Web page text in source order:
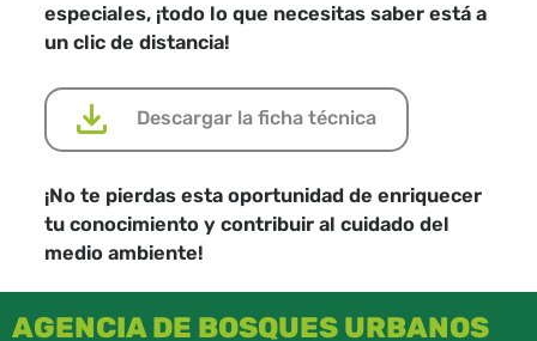
especiales, ¡todo lo que necesitas saber está a
un clic de distancia!
Descargar la ficha técnica
¡No te pierdas esta oportunidad de enriquecer
tu conocimiento y contribuir al cuidado del
medio ambiente!
AGENCIA DE BOSQUES URBANOS